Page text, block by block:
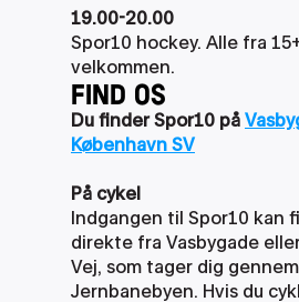
19.00-20.00
Spor10 hockey. Alle fra
velkommen.
FIND OS
Du finder Spor10 på
København SV
På cykel
Indgangen til Spor10 kan
direkte fra Vasbygade
Vej, som tager dig
Jernbanebyen. Hvis du